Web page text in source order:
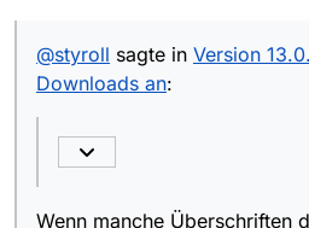
Herunterladen
konkreter beschreiben
erst den ganzen Thread
@styroll sagte in Version
Downloads an:
Wenn manche Überschriften